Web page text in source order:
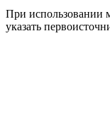
При использовании
указать